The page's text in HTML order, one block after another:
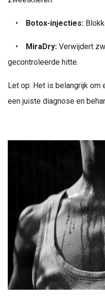
• Botox-injecties:
• MiraDry: Verwijdert
gecontroleerde hitte.
Let op: Het is belangrijk om
een juiste diagnose en